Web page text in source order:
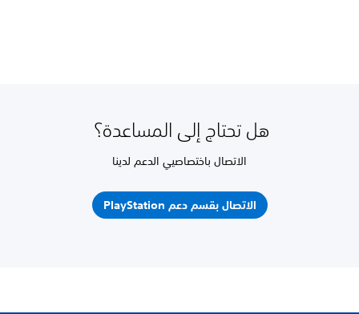
هل تحتاج إلى المساعدة؟
الاتصال باختصاصيي الدعم لدينا
الاتصال بقسم دعم PlayStation